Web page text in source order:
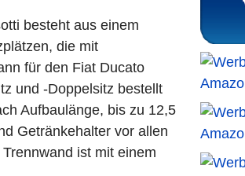
besteht aus einem
die mit
für den Fiat Ducato
und -Doppelsitz bestellt
Aufbaulänge, bis zu 12,5
Getränkehalter vor allen
ist mit einem